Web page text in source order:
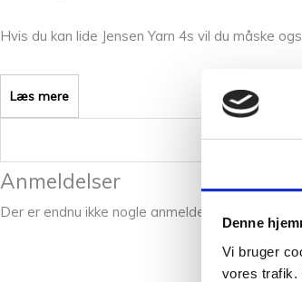
Denne
Vi bruger
vores trafik.
Hvis du kan lide Jensen Yarn 4s vil du måske
Læs mere
Vægt
Anmeldelser
Der er endnu ikke nogle anmeldelser.